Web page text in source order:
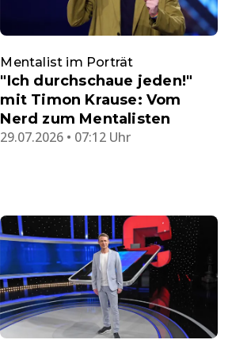
Mentalist im Porträt
"Ich durchschaue jeden!"
mit Timon Krause: Vom
Nerd zum Mentalisten
29.07.2026 • 07:12 Uhr